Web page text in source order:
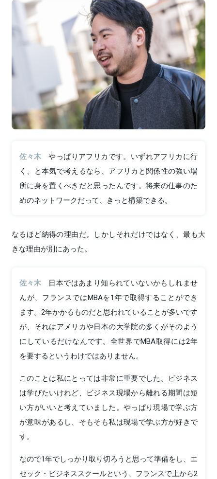
佐々木
やっぱりアフリカです。いずれアフリカに行
く、と本気で考えるなら、アフリカと関係性の強い場
所に身を置くべきだと思ったんです。将来の仕事のた
めのネットワークだって、きっと構築できる。
なるほど納得の理由だ。しかしそれだけではなく、最も大
きな理由が別にあった。
佐々木
日本ではあまり知られていないかもしれませ
んが、フランスではMBAを1年で取得することができ
ます。2年かかるものだと思われていることが多いです
が、それはアメリカや日本の大学院の多くがそのよう
にしているだけなんです。全世界でMBA取得には2年
を要するというわけではありません。
このことは私にとっては非常に重要でした。ビジネス
は学びたいけれど、ビジネス現場から離れる期間は短
い方がいいと考えていました。やっぱり現場で学ぶ方
が意味があるし、そもそも私は現場で学ぶ方が好きで
す。
なので1年でしっかり取り切ろうと思って準備をし、エ
セック・ビジネススクールという、フランスで上から2